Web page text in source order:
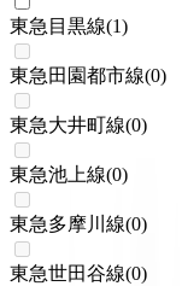
東急目黒線(1)
東急田園都市線(0)
東急大井町線(0)
東急池上線(0)
東急多摩川線(0)
東急世田谷線(0)